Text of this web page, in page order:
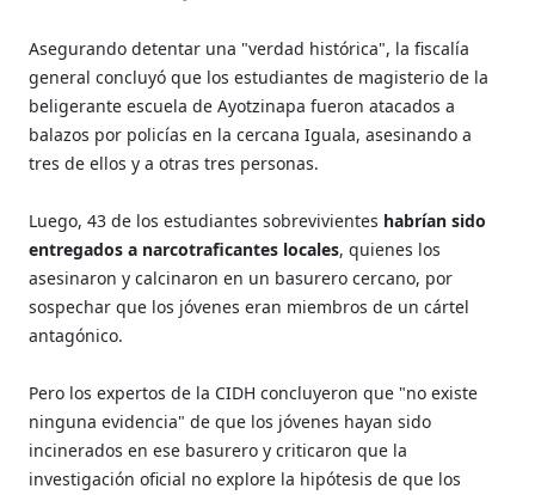
Asegurando detentar una "verdad histórica", la fiscalía
general concluyó que los estudiantes de magisterio de la
beligerante escuela de Ayotzinapa fueron atacados a
balazos por policías en la cercana Iguala, asesinando a
tres de ellos y a otras tres personas.
Luego, 43 de los estudiantes sobrevivientes habrían sido
entregados a narcotraficantes locales, quienes los
asesinaron y calcinaron en un basurero cercano, por
sospechar que los jóvenes eran miembros de un cártel
antagónico.
Pero los expertos de la CIDH concluyeron que "no existe
ninguna evidencia" de que los jóvenes hayan sido
incinerados en ese basurero y criticaron que la
investigación oficial no explore la hipótesis de que los